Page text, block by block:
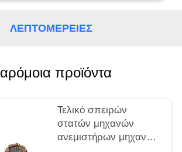
ΛΕΠΤΟΜΈΡΕΙΕΣ
προϊόντα
Τελικό σπειρών
στατών μηχανών
ανεμιστήρων μηχανών